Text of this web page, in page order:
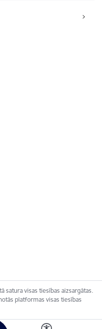
satura visas tiesības aizsargātas.
platformas visas tiesības